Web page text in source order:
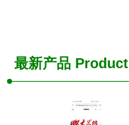
最新产品 Product